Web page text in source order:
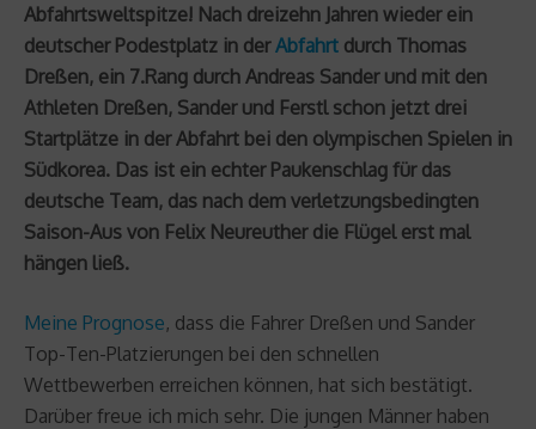
Abfahrtsweltspitze! Nach dreizehn Jahren wieder ein
deutscher Podestplatz in derAbfahrt durch Thomas
Dreßen, ein 7.Rang durch Andreas Sander und mit den
Athleten Dreßen, Sander und Ferstl schon jetzt drei
Startplätze in der Abfahrt bei den olympischen Spielen in
Südkorea. Das ist ein echter Paukenschlag für das
deutsche Team, das nach dem verletzungsbedingten
Saison-Aus von Felix Neureuther die Flügel erst mal
hängen ließ.
Meine Prognose, dass die Fahrer Dreßen und Sander
Top-Ten-Platzierungen bei den schnellen
Wettbewerben erreichen können, hat sich bestätigt.
Darüber freue ich mich sehr. Die jungen Männer haben